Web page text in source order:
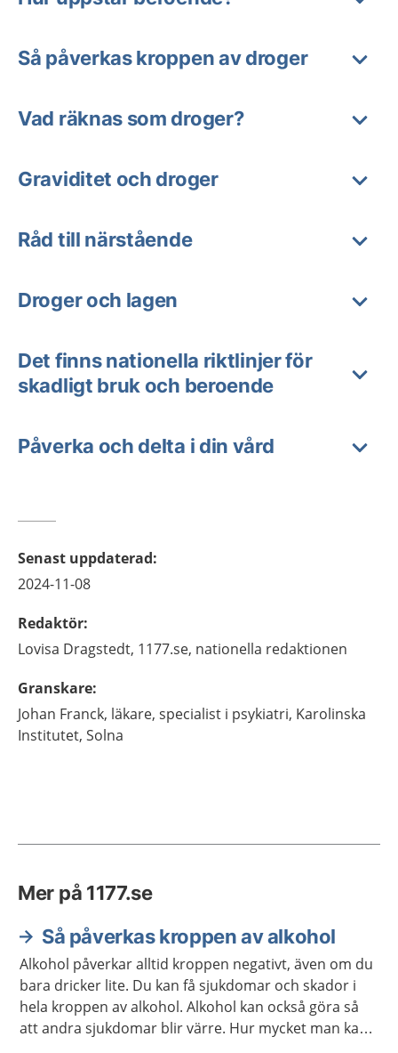
Så påverkas kroppen av droger
Vad räknas som droger?
Graviditet och droger
Råd till närstående
Droger och lagen
Det finns nationella riktlinjer för
skadligt bruk och beroende
Påverka och delta i din vård
Senast uppdaterad:
2024-11-08
Redaktör:
Lovisa Dragstedt, 1177.se, nationella redaktionen
Granskare:
Johan Franck, läkare, specialist i psykiatri, Karolinska
Institutet, Solna
Mer på 1177.se
Så påverkas kroppen av alkohol
Alkohol påverkar alltid kroppen negativt, även om du
bara dricker lite. Du kan få sjukdomar och skador i
hela kroppen av alkohol. Alkohol kan också göra så
att andra sjukdomar blir värre. Hur mycket man kan